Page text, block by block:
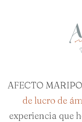
AFECTO
de lucro de
experiencia que